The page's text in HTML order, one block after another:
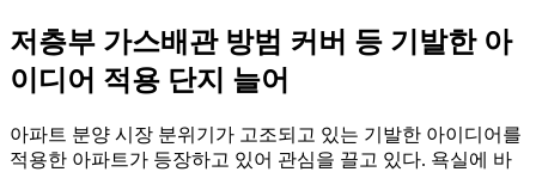
저층부 가스배관 방범 커버 등 기발한 아
이디어 적용 단지 늘어
아파트 분양 시장 분위기가 고조되고 있는 기발한 아이디어를
적용한 아파트가 등장하고 있어 관심을 끌고 있다. 욕실에 바